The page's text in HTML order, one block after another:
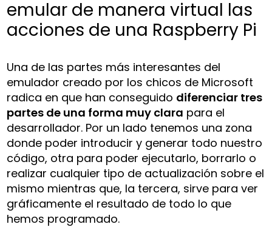
emular de manera virtual las
acciones de una Raspberry Pi
Una de las partes más interesantes del
emulador creado por los chicos de Microsoft
radica en que han conseguido diferenciar tres
partes de una forma muy clara para el
desarrollador. Por un lado tenemos una zona
donde poder introducir y generar todo nuestro
código, otra para poder ejecutarlo, borrarlo o
realizar cualquier tipo de actualización sobre el
mismo mientras que, la tercera, sirve para ver
gráficamente el resultado de todo lo que
hemos programado.